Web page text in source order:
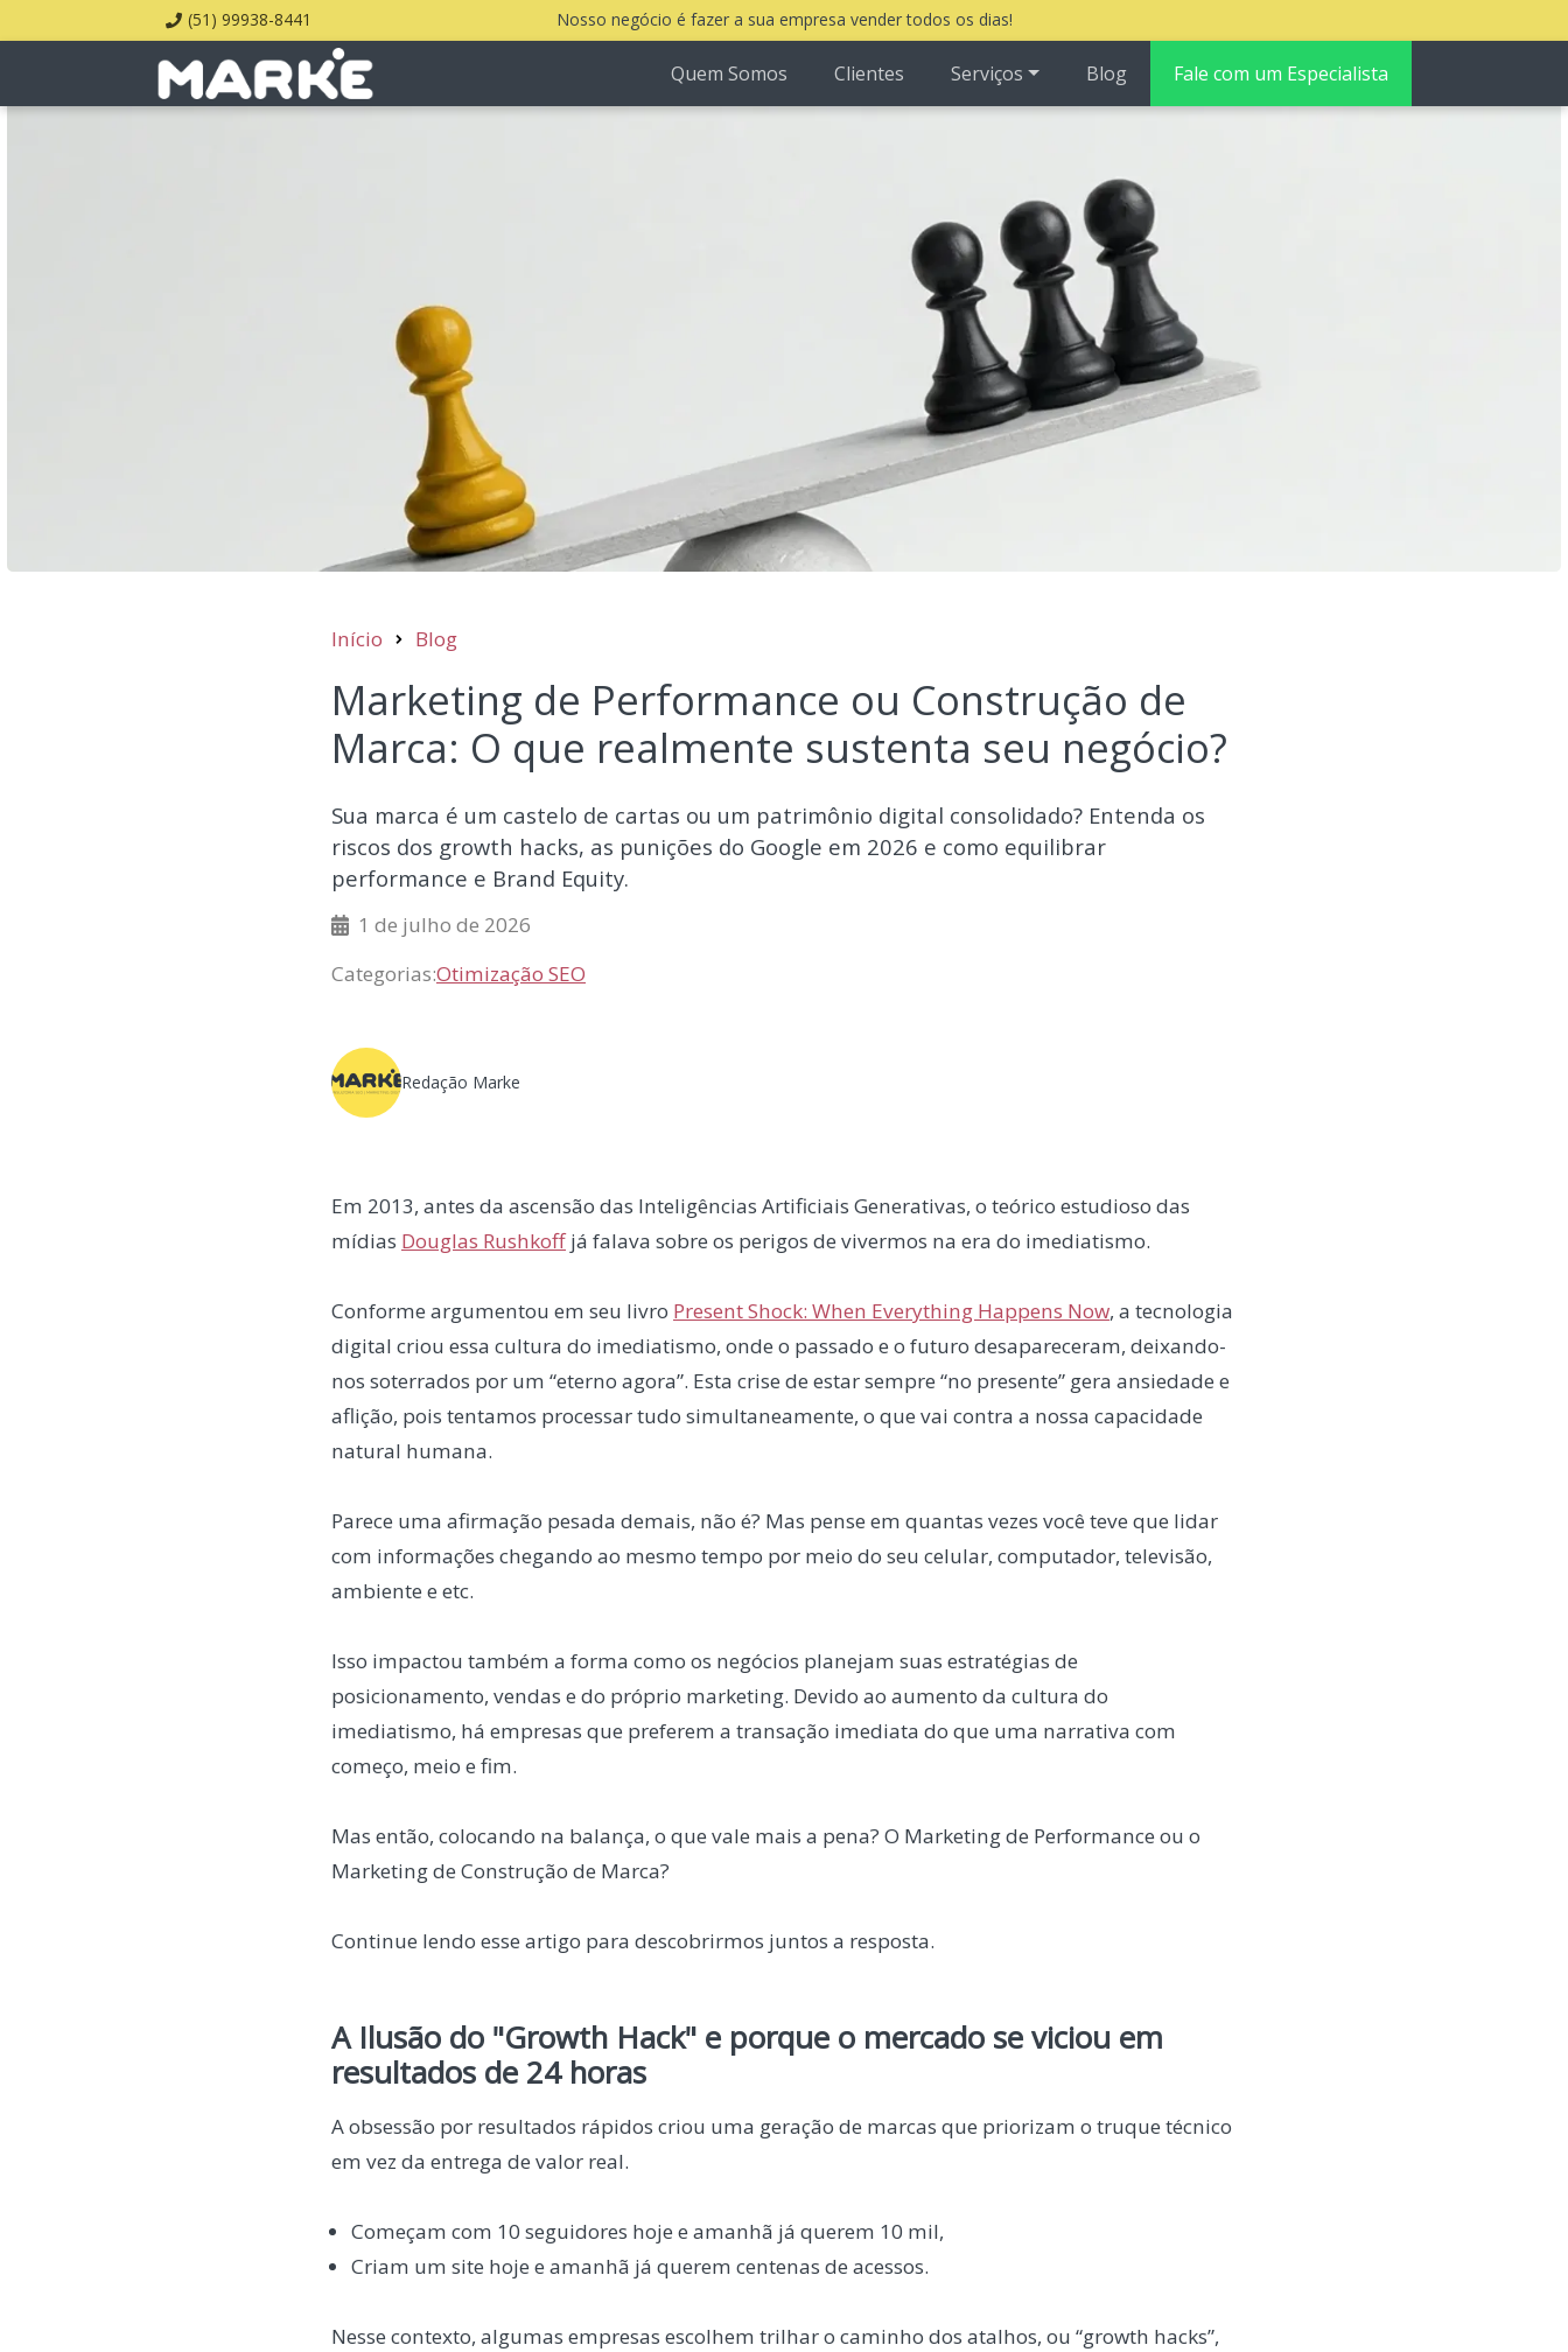
(51) 99938-8441 Nosso negócio é fazer a sua empresa vender todos os dias!
Quem Somos Clientes Serviços Blog Fale com um Especialista
Início Blog
Marketing de Performance ou Construção de
Marca: O que realmente sustenta seu negócio?
Sua marca é um castelo de cartas ou um patrimônio digital consolidado? Entenda os
riscos dos growth hacks, as punições do Google em 2026 e como equilibrar
performance e Brand Equity.
1 de julho de 2026
Categorias:Otimização SEO
Redação Marke
Em 2013, antes da ascensão das Inteligências Artificiais Generativas, o teórico estudioso das
mídias Douglas Rushkoffjá falava sobre os perigos de vivermos na era do imediatismo.
Conforme argumentou em seu livro Present Shock: When Everything Happens Now, a tecnologia
digital criou essa cultura do imediatismo, onde o passado e o futuro desapareceram, deixando-
nos soterrados por um “eterno agora”. Esta crise de estar sempre “no presente” gera ansiedade e
aflição, pois tentamos processar tudo simultaneamente, o que vai contra a nossa capacidade
natural humana.
Parece uma afirmação pesada demais, não é? Mas pense em quantas vezes você teve que lidar
com informações chegando ao mesmo tempo por meio do seu celular, computador, televisão,
ambiente e etc.
Isso impactou também a forma como os negócios planejam suas estratégias de
posicionamento, vendas e do próprio marketing. Devido ao aumento da cultura do
imediatismo, há empresas que preferem a transação imediata do que uma narrativa com
começo, meio e fim.
Mas então, colocando na balança, o que vale mais a pena? O Marketing de Performance ou o
Marketing de Construção de Marca?
Continue lendo esse artigo para descobrirmos juntos a resposta.
A Ilusão do "Growth Hack" e porque o mercado se viciou em
resultados de 24 horas
A obsessão por resultados rápidos criou uma geração de marcas que priorizam o truque técnico
em vez da entrega de valor real.
Começam com 10 seguidores hoje e amanhã já querem 10 mil,
Criam um site hoje e amanhã já querem centenas de acessos.
Nesse contexto, algumas empresas escolhem trilhar o caminho dos atalhos, ou “growth hacks”,